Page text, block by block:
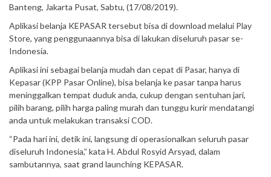
Banteng, Jakarta Pusat, Sabtu, (17/08/2019).
Aplikasi belanja KEPASAR tersebut bisa di download melalui Play
Store, yang penggunaannya bisa di lakukan diseluruh pasar se-
Indonesia.
Aplikasi ini sebagai belanja mudah dan cepat di Pasar, hanya di
Kepasar (KPP Pasar Online), bisa belanja ke pasar tanpa harus
meninggalkan tempat duduk anda, cukup dengan sentuhan jari,
pilih barang, pilih harga paling murah dan tunggu kurir mendatangi
anda untuk melakukan transaksi COD.
“Pada hari ini, detik ini, langsung di operasionalkan seluruh pasar
diseluruh Indonesia,” kata H. Abdul Rosyid Arsyad, dalam
sambutannya, saat grand launching KEPASAR.